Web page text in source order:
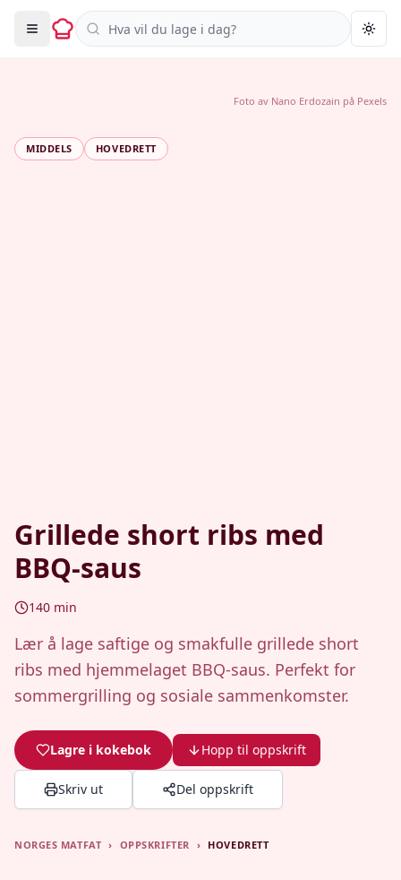
Søk i oppskrifter
MIDDELS HOVEDRETT
Grillede short ribs med
BBQ-saus
140 min
Lær å lage saftige og smakfulle grillede short
ribs med hjemmelaget BBQ-saus. Perfekt for
sommergrilling og sosiale sammenkomster.
Lagre i kokebok Hopp til oppskrift
Skriv ut Del oppskrift
Foto av Nano Erdozain på Pexels
NORGES MATFAT › OPPSKRIFTER › HOVEDRETT